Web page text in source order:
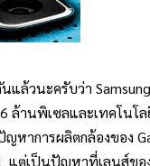
แล้วนะครับว่า
ล้านพิเซลและเทคโนโล
ญหาการผลิตกล้องของ
แต่เป็นปัญหาที่เลนส์ขอ